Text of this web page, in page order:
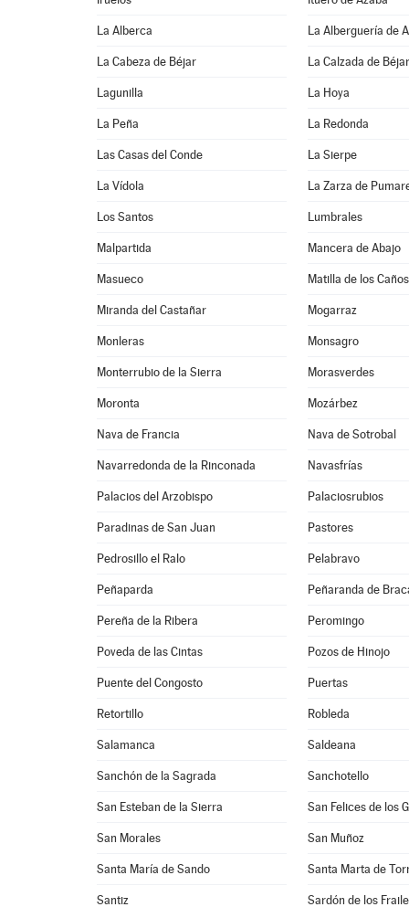
La Alberca La Alberguería de
La Cabeza de Béjar La Calzada de Béjar
Lagunilla La Hoya
La Peña La Redonda
Las Casas del Conde La Sierpe
La Vídola La Zarza de
Los Santos Lumbrales
Malpartida Mancera de Abajo
Masueco Matilla de los
Miranda del Castañar Mogarraz
Monleras Monsagro
Monterrubio de la Sierra Morasverdes
Moronta Mozárbez
Nava de Francia Nava de Sotrobal
Navarredonda de la Rinconada Navasfrías
Palacios del Arzobispo Palaciosrubios
Paradinas de San Juan Pastores
Pedrosillo el Ralo Pelabravo
Peñaparda Peñaranda de
Pereña de la Ribera Peromingo
Poveda de las Cintas Pozos de Hinojo
Puente del Congosto Puertas
Retortillo Robleda
Salamanca Saldeana
Sanchón de la Sagrada Sanchotello
San Esteban de la Sierra San Felices de los
San Morales San Muñoz
Santa María de Sando Santa Marta de
Santiz Sardón de los